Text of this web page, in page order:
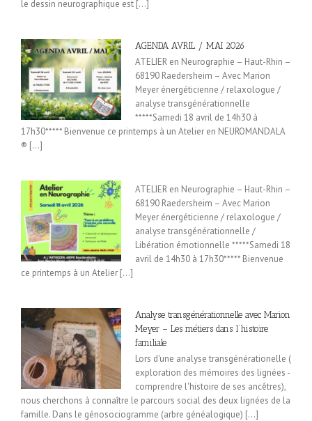
le dessin neurographique est [...]
AGENDA AVRIL / MAI 2026
ATELIER en Neurographie – Haut-Rhin –
68190 Raedersheim – Avec Marion
Meyer énergéticienne / relaxologue /
analyse transgénérationnelle
*****Samedi 18 avril de 14h30 à
17h30***** Bienvenue ce printemps à un Atelier en NEUROMANDALA
® [...]
ATELIER en Neurographie – Haut-Rhin –
68190 Raedersheim – Avec Marion
Meyer énergéticienne / relaxologue /
analyse transgénérationnelle /
Libération émotionnelle *****Samedi 18
avril de 14h30 à 17h30***** Bienvenue
ce printemps à un Atelier [...]
Analyse transgénérationnelle avec Marion
Meyer – Les métiers dans l’histoire
familiale
Lors d'une analyse transgénérationelle (
exploration des mémoires des lignées -
comprendre l'histoire de ses ancêtres),
nous cherchons à connaître le parcours social des deux lignées de la
famille. Dans le génosociogramme (arbre généalogique) [...]